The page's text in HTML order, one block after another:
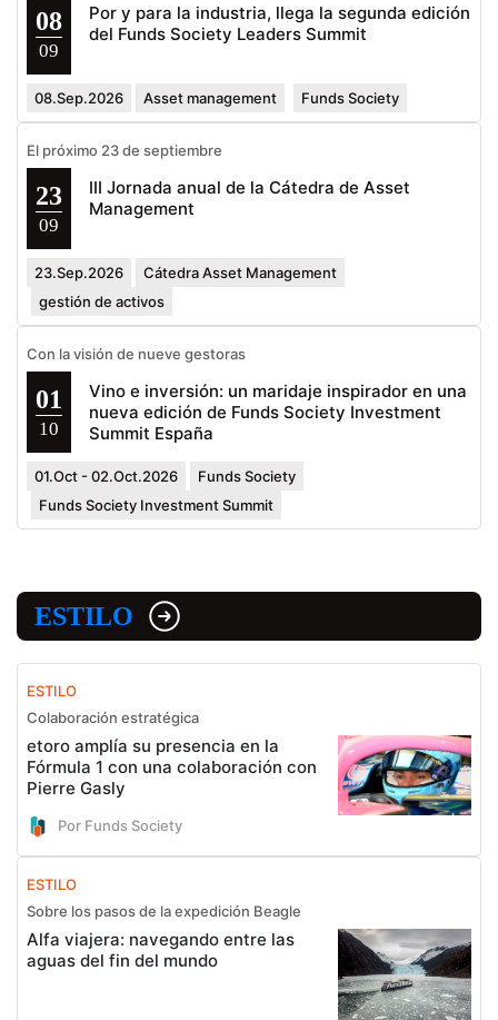
08
09
Por y para la industria, llega la segunda edición
del Funds Society Leaders Summit
08.Sep.2026 Asset management Funds Society
El próximo 23 de septiembre
23
09
III Jornada anual de la Cátedra de Asset
Management
23.Sep.2026
Cátedra Asset Management
gestión de activos
Con la visión de nueve gestoras
01
10
Vino e inversión: un maridaje inspirador en una
nueva edición de Funds Society Investment
Summit España
01.Oct - 02.Oct.2026
Funds Society
Funds Society Investment Summit
ESTILO
ESTILO
Colaboración estratégica
etoro amplía su presencia en la
Fórmula 1 con una colaboración con
Pierre Gasly
Por Funds Society
ESTILO
Sobre los pasos de la expedición Beagle
Alfa viajera: navegando entre las
aguas del fin del mundo